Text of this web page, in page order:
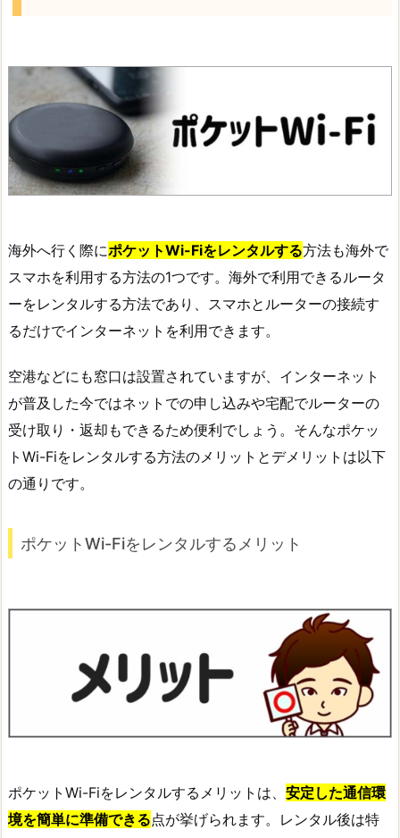
海外へ行く際にポケットWi-Fiをレンタルする方法も海外で
スマホを利用する方法の1つです。海外で利用できるルータ
ーをレンタルする方法であり、スマホとルーターの接続す
るだけでインターネットを利用できます。
空港などにも窓口は設置されていますが、インターネット
が普及した今ではネットでの申し込みや宅配でルーターの
受け取り・返却もできるため便利でしょう。そんなポケッ
トWi-Fiをレンタルする方法のメリットとデメリットは以下
の通りです。
ポケットWi-Fiをレンタルするメリット
ポケットWi-Fiをレンタルするメリットは、 安定した通信環
境を簡単に準備できる点が挙げられます。レンタル後は特